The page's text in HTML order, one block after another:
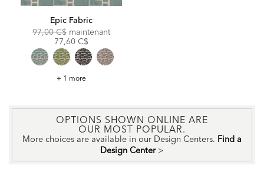
Epic Fabric
Original
97,00 C$ maintenantDiscounted
77,60 C$
Epic
+ 1 more
OPTIONS SHOWN ONLINE ARE
OUR MOST POPULAR.
More choices are available in our Design Centers. Find a
Design Center >